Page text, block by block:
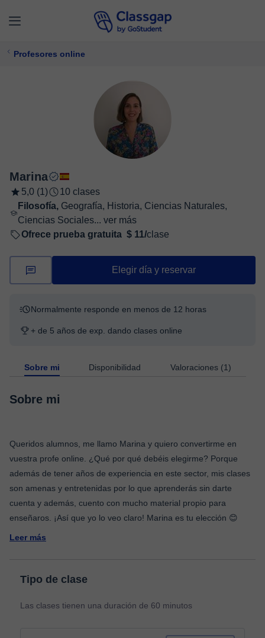
Profesores online
Marina
5,0 (1)
10 clases
Filosofía, Geografía, Historia, Ciencias Naturales,
Ciencias Sociales... ver más
Ofrece prueba gratuita $ 11/clase
Elegir día y reservar
Normalmente responde en menos de 12 horas
+ de 5 años de exp. dando clases online
Sobre mi Disponibilidad Valoraciones (1)
Sobre mi
Queridos alumnos, me llamo Marina y quiero convertirme en
vuestra profe online. ¿Qué por qué debéis elegirme? Porque
además de tener años de experiencia en este sector, mis clases
son amenas y entretenidas por lo que aprenderás sin darte
cuenta y además, cuento con mucho material propio para
Leer más
Tipo de clase
Las clases tienen una duración de 60 minutos